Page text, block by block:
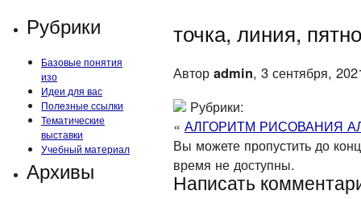
Рубрики
Базовые понятия
изо
Идеи для вас
Полезные ссылки
Тематические
выставки
Учебный материал
Архивы
точка, линия, пятно
Автор admin, 3 сентября,
Рубрики:
« АЛГОРИТМ РИСОВАНИЯ
Вы можете пропустить до
время не доступны.
Написать